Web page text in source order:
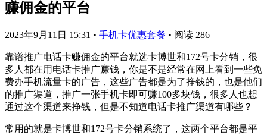
赚佣金的平台
2023年9月11日 15:31 • 手机卡优惠套餐 • 阅读 286
靠谱推广电话卡赚佣金的平台就选卡博世和172号卡分销，很
多人都在用电话卡推广赚钱，你是不是经常在网上看到一些免
费办手机流量卡的广告，这些广告都是为了挣钱的，也是他们
的推广渠道，推广一张手机卡即可赚100多块钱，很多人也想
通过这个渠道来挣钱，但是不知道电话卡推广渠道有哪些？
常用的就是卡博世和172号卡分销系统了，这两个平台都是平